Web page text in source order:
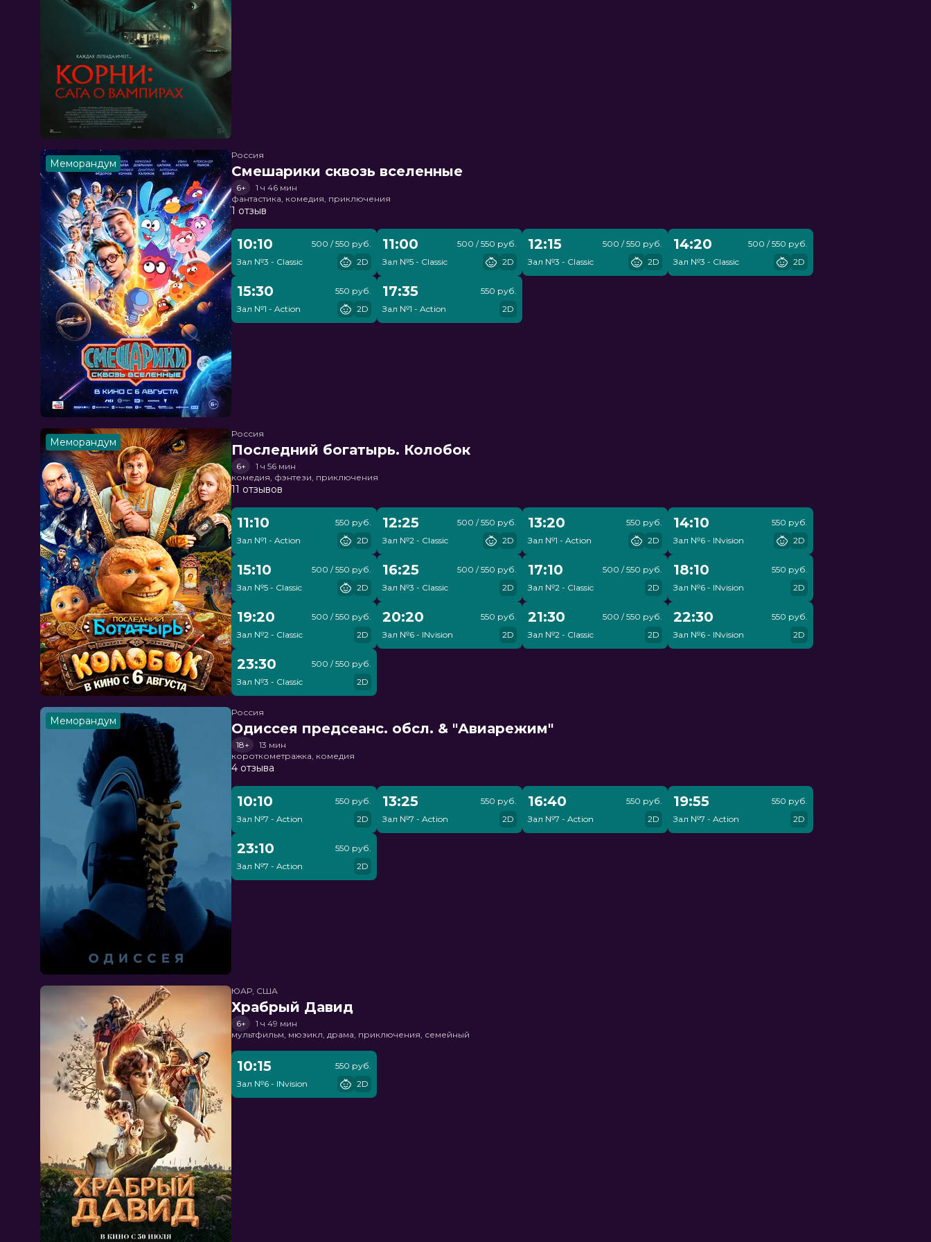
Меморандум
Россия
Смешарики сквозь вселенные
6+
1 ч 46 мин
фантастика, комедия, приключения
1 отзыв
10:10
Зал №3 - Classic
500 / 550 руб.
2D
11:00
Зал №5 - Classic
500 / 550 руб.
2D
12:15
Зал №3 - Classic
500 / 550 руб.
2D
14:20
Зал №3 - Classic
500 / 550 руб.
2D
15:30
Зал №1 - Action
550 руб.
2D
17:35
Зал №1 - Action
550 руб.
2D
Меморандум
Россия
Последний богатырь. Колобок
6+
1 ч 56 мин
комедия, фэнтези, приключения
11 отзывов
11:10
Зал №1 - Action
550 руб.
2D
12:25
Зал №2 - Classic
500 / 550 руб.
2D
13:20
Зал №1 - Action
550 руб.
2D
14:10
Зал №6 - INvision
550 руб.
2D
15:10
Зал №5 - Classic
500 / 550 руб.
2D
16:25
Зал №3 - Classic
500 / 550 руб.
2D
17:10
Зал №2 - Classic
500 / 550 руб.
2D
18:10
Зал №6 - INvision
550 руб.
2D
19:20
Зал №2 - Classic
500 / 550 руб.
2D
20:20
Зал №6 - INvision
550 руб.
2D
21:30
Зал №2 - Classic
500 / 550 руб.
2D
22:30
Зал №6 - INvision
550 руб.
2D
23:30
Зал №3 - Classic
500 / 550 руб.
2D
Меморандум
Россия
Одиссея предсеанс. обсл. & "Авиарежим"
18+
13 мин
короткометражка, комедия
4 отзыва
10:10
Зал №7 - Action
550 руб.
2D
13:25
Зал №7 - Action
550 руб.
2D
16:40
Зал №7 - Action
550 руб.
2D
19:55
Зал №7 - Action
550 руб.
2D
23:10
Зал №7 - Action
550 руб.
2D
ЮАР, США
Храбрый Давид
6+
1 ч 49 мин
мультфильм, мюзикл, драма, приключения, семейный
10:15
Зал №6 - INvision
550 руб.
2D